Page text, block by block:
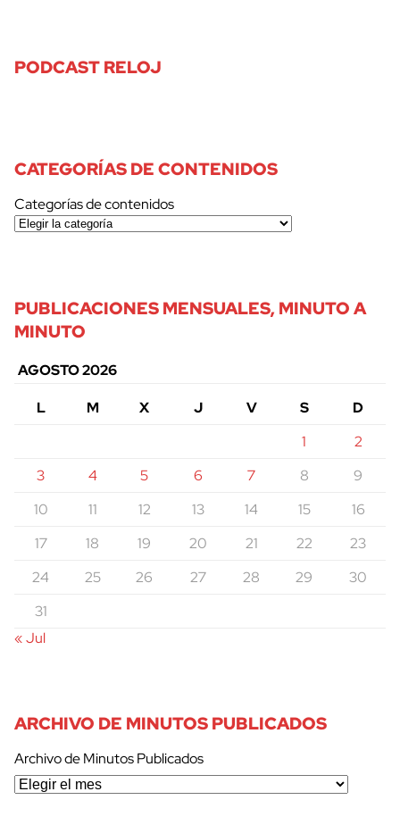
PODCAST RELOJ
CATEGORÍAS DE CONTENIDOS
Categorías de contenidos
PUBLICACIONES MENSUALES, MINUTO A
MINUTO
AGOSTO 2026
L
M X J V S
D
1
2
3
4 5 6 7 8
9
10
11 12 13 14 15
16
17
18 19 20 21 22
23
24
25 26 27 28 29
30
31
« Jul
ARCHIVO DE MINUTOS PUBLICADOS
Archivo de Minutos Publicados